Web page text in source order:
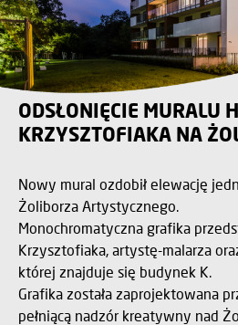
ODSŁONIĘCIE MURALU
KRZYSZTOFIAKA NA
Nowy mural ozdobił elewację
Żoliborza Artystycznego.
Monochromatyczna grafika
Krzysztofiaka, artystę-malarza
której znajduje się budynek K.
Grafika została zaprojektowana
pełniącą nadzór kreatywny nad